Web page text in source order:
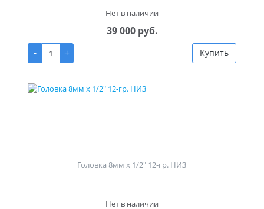
Нет в наличии
39 000 руб.
-
+ Купить
Головка 8мм х 1/2" 12-гр. НИЗ
Нет в наличии